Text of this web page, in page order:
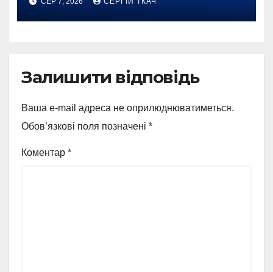
Залишити відповідь
Ваша e-mail адреса не оприлюднюватиметься.
Обов’язкові поля позначені *
Коментар *